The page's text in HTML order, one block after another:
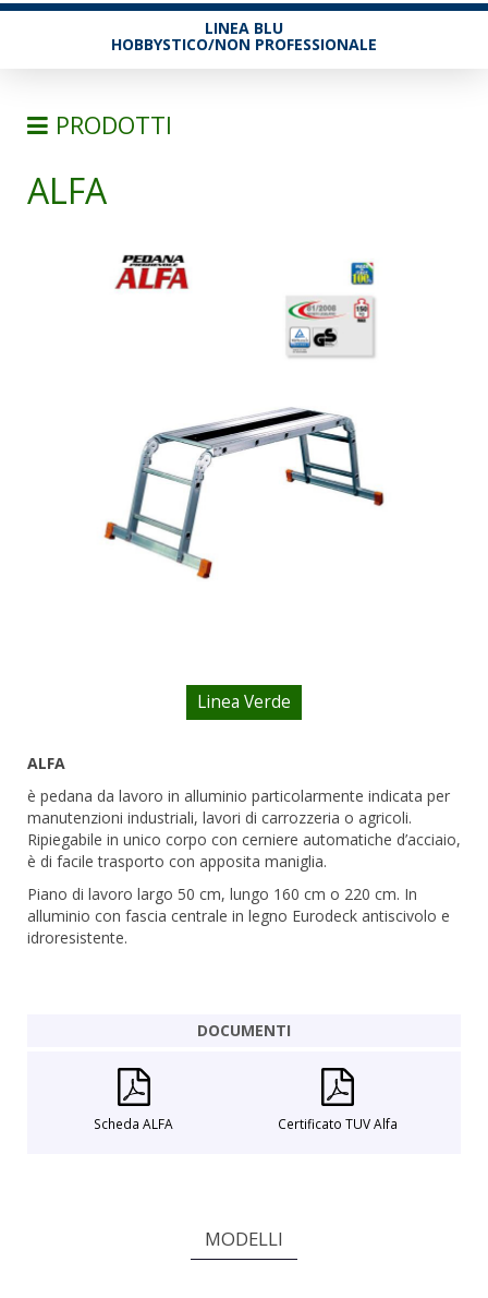
LINEA BLU
HOBBYSTICO/NON PROFESSIONALE
PRODOTTI
SCALE
SFILABILI CON FUNE
TRABATTELLI
SGABELLI E CAVALLETTI
DOMESTICI SCALE SGABELLI
RAMPE DI CARICO E PASSERELLE
ALFA
Linea Verde
ALFA
è pedana da lavoro in alluminio particolarmente indicata per
manutenzioni industriali, lavori di carrozzeria o agricoli.
Ripiegabile in unico corpo con cerniere automatiche d’acciaio,
è di facile trasporto con apposita maniglia.
Piano di lavoro largo 50 cm, lungo 160 cm o 220 cm. In
alluminio con fascia centrale in legno Eurodeck antiscivolo e
idroresistente.
DOCUMENTI
Scheda ALFA Certificato TUV Alfa
MODELLI